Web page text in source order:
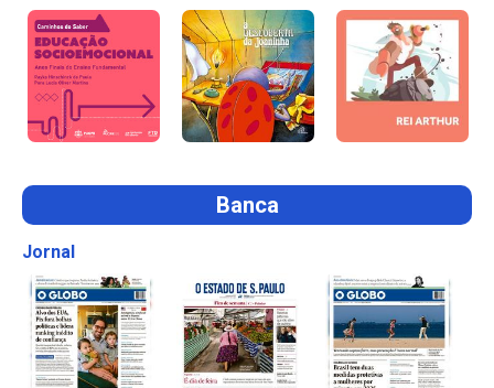
Banca
Jornal